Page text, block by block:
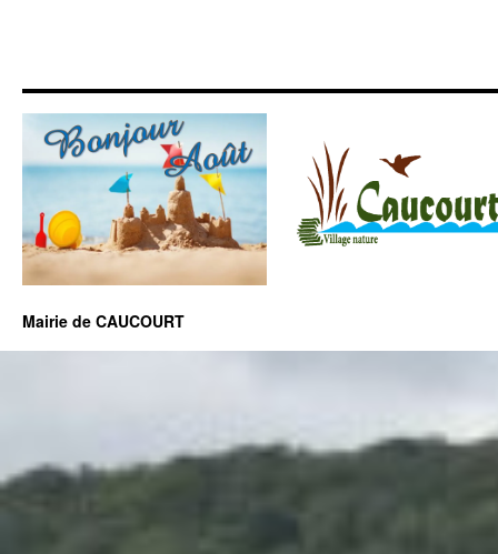
Mairie de CAUCOURT